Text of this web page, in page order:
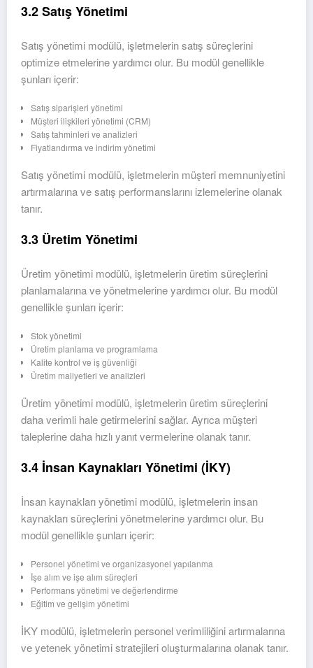
3.2 Satış Yönetimi
Satış yönetimi modülü, işletmelerin satış süreçlerini
optimize etmelerine yardımcı olur. Bu modül genellikle
şunları içerir:
Satış siparişleri yönetimi
Müşteri ilişkileri yönetimi (CRM)
Satış tahminleri ve analizleri
Fiyatlandırma ve indirim yönetimi
Satış yönetimi modülü, işletmelerin müşteri memnuniyetini
artırmalarına ve satış performanslarını izlemelerine olanak
tanır.
3.3 Üretim Yönetimi
Üretim yönetimi modülü, işletmelerin üretim süreçlerini
planlamalarına ve yönetmelerine yardımcı olur. Bu modül
genellikle şunları içerir:
Stok yönetimi
Üretim planlama ve programlama
Kalite kontrol ve iş güvenliği
Üretim maliyetleri ve analizleri
Üretim yönetimi modülü, işletmelerin üretim süreçlerini
daha verimli hale getirmelerini sağlar. Ayrıca müşteri
taleplerine daha hızlı yanıt vermelerine olanak tanır.
3.4 İnsan Kaynakları Yönetimi (İKY)
İnsan kaynakları yönetimi modülü, işletmelerin insan
kaynakları süreçlerini yönetmelerine yardımcı olur. Bu
modül genellikle şunları içerir:
Personel yönetimi ve organizasyonel yapılanma
İşe alım ve işe alım süreçleri
Performans yönetimi ve değerlendirme
Eğitim ve gelişim yönetimi
İKY modülü, işletmelerin personel verimliliğini artırmalarına
ve yetenek yönetimi stratejileri oluşturmalarına olanak tanır.